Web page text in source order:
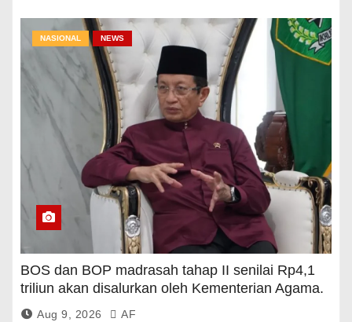
NASIONAL NEWS
BOS dan BOP madrasah tahap II senilai Rp4,1
triliun akan disalurkan oleh Kementerian Agama.
Aug 9, 2026 AF